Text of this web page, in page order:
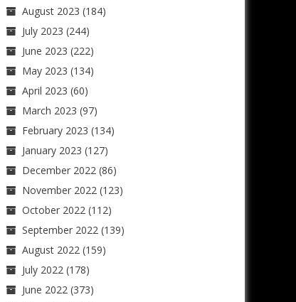
August 2023 (184)
July 2023 (244)
June 2023 (222)
May 2023 (134)
April 2023 (60)
March 2023 (97)
February 2023 (134)
January 2023 (127)
December 2022(86)
November 2022(123)
October 2022(112)
September 2022(139)
August 2022(159)
July 2022(178)
June 2022(373)